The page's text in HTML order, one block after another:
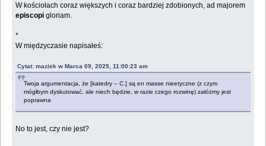
W kościołach coraz większych i coraz bardziej zdobionych, ad majorem
episcopi gloriam.
*
W międzyczasie napisałeś:
Cytat: maziek w Marca 09, 2025, 11:00:23 am
Twoja argumentacja, że [katedry – C.] są en masse nieetyczne (z czym
mógłbym dyskutować, ale niech będzie, w razie czego rozwinę) załóżmy jest
poprawna
No to jest, czy nie jest?